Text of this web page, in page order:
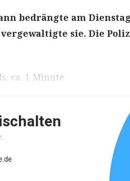
bedrängte am
sie. Die
ca. 1 Minute